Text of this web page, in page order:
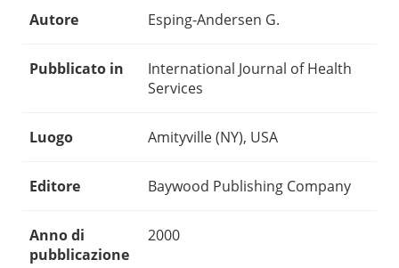
Autore Esping-Andersen G.
Pubblicato in
International Journal of Health
Services
Luogo Amityville (NY), USA
Editore Baywood Publishing Company
Anno di
pubblicazione
2000